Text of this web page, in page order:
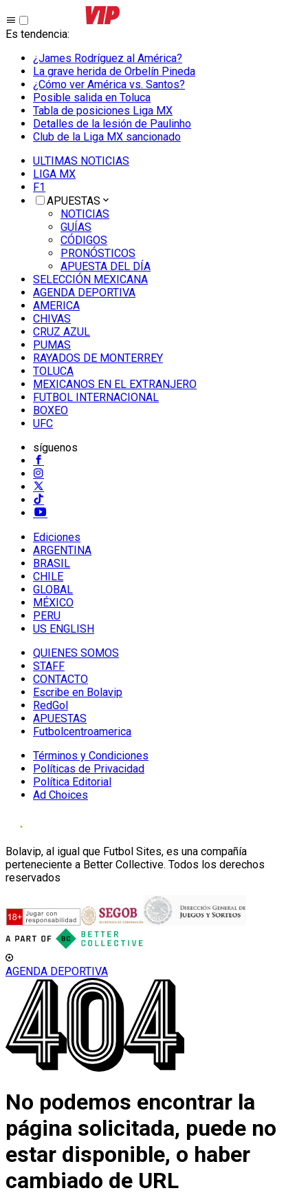
Es tendencia:
¿James Rodríguez al América?
La grave herida de Orbelín Pineda
¿Cómo ver América vs. Santos?
Posible salida en Toluca
Tabla de posiciones Liga MX
Detalles de la lesión de Paulinho
Club de la Liga MX sancionado
ULTIMAS NOTICIAS
LIGA MX
F1
APUESTAS
NOTICIAS
GUÍAS
CÓDIGOS
PRONÓSTICOS
APUESTA DEL DÍA
SELECCIÓN MEXICANA
AGENDA DEPORTIVA
AMERICA
CHIVAS
CRUZ AZUL
PUMAS
RAYADOS DE MONTERREY
TOLUCA
MEXICANOS EN EL EXTRANJERO
FUTBOL INTERNACIONAL
BOXEO
UFC
síguenos
Ediciones
ARGENTINA
BRASIL
CHILE
GLOBAL
MÉXICO
PERU
US ENGLISH
QUIENES SOMOS
STAFF
CONTACTO
Escribe en Bolavip
RedGol
APUESTAS
Futbolcentroamerica
Términos y Condiciones
Políticas de Privacidad
Política Editorial
Ad Choices
Bolavip, al igual que Futbol Sites, es una compañía
perteneciente a Better Collective. Todos los derechos
reservados
AGENDA DEPORTIVA
No podemos encontrar la
página solicitada, puede no
estar disponible, o haber
cambiado de URL